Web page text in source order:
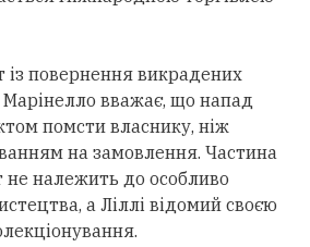
із повернення викрадених
Марінелло вважає, що напад
помсти власнику, ніж
на замовлення. Частина
не належить до особливо
а Ліллі відомий своєю